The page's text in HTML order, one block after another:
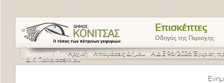
Επισκέπτες
Οδηγός της Περιοχής
Βρίσκεστε εδώ:Αρχική » Αποφάσεις Δήμου » Α.Δ.Ε 96/2026 Έγκριση
Δ.Κ. Παλαιοσελλίου